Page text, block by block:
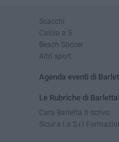
Scacchi
Calcio a 5
Beach Soccer
Altri sport
Agenda eventi di
Le Rubriche di
Cara Barletta ti scrivo
Sicur.a.l.a S.r.l